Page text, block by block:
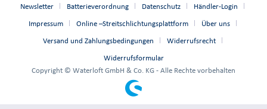
Newsletter Batterieverordnung Datenschutz Händler-Login
Impressum Online –Streitschlichtungsplattform Über uns
Versand und Zahlungsbedingungen Widerrufsrecht
Widerrufsformular
Copyright © Waterloft GmbH & Co. KG - Alle Rechte vorbehalten